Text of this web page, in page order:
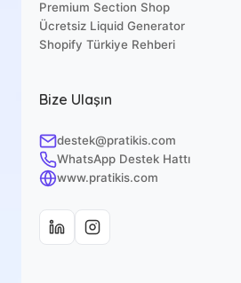
Premium Section Shop
Ücretsiz Liquid Generator
Shopify Türkiye Rehberi
Bize Ulaşın
destek@pratikis.com
WhatsApp Destek Hattı
www.pratikis.com